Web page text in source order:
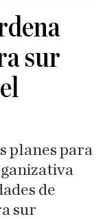
sur
planes para
de
sur